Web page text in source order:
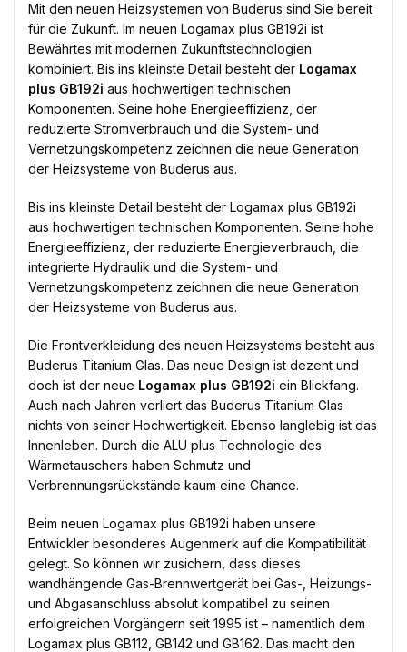
Mit den neuen Heizsystemen von Buderus sind Sie bereit
für die Zukunft. Im neuen Logamax plus GB192i ist
Bewährtes mit modernen Zukunftstechnologien
kombiniert. Bis ins kleinste Detail besteht der Logamax
plus GB192i aus hochwertigen technischen
Komponenten. Seine hohe Energieeffizienz, der
reduzierte Stromverbrauch und die System- und
Vernetzungskompetenz zeichnen die neue Generation
der Heizsysteme von Buderus aus.
Bis ins kleinste Detail besteht der Logamax plus GB192i
aus hochwertigen technischen Komponenten. Seine hohe
Energieeffizienz, der reduzierte Energieverbrauch, die
integrierte Hydraulik und die System- und
Vernetzungskompetenz zeichnen die neue Generation
der Heizsysteme von Buderus aus.
Die Frontverkleidung des neuen Heizsystems besteht aus
Buderus Titanium Glas. Das neue Design ist dezent und
doch ist der neue Logamax plus GB192i ein Blickfang.
Auch nach Jahren verliert das Buderus Titanium Glas
nichts von seiner Hochwertigkeit. Ebenso langlebig ist das
Innenleben. Durch die ALU plus Technologie des
Wärmetauschers haben Schmutz und
Verbrennungsrückstände kaum eine Chance.
Beim neuen Logamax plus GB192i haben unsere
Entwickler besonderes Augenmerk auf die Kompatibilität
gelegt. So können wir zusichern, dass dieses
wandhängende Gas-Brennwertgerät bei Gas-, Heizungs-
und Abgasanschluss absolut kompatibel zu seinen
erfolgreichen Vorgängern seit 1995 ist – namentlich dem
Logamax plus GB112, GB142 und GB162. Das macht den